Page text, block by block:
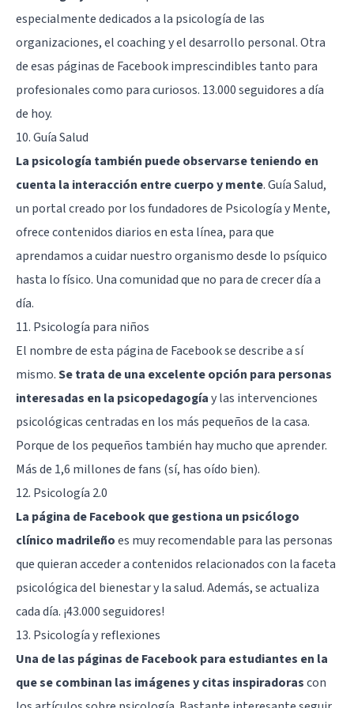
especialmente dedicados a la psicología de las
organizaciones, el coaching y el desarrollo personal. Otra
de esas páginas de Facebook imprescindibles tanto para
profesionales como para curiosos. 13.000 seguidores a día
de hoy.
10.Guía Salud
La psicología también puede observarse teniendo en
cuenta la interacción entre cuerpo y mente. Guía Salud,
un portal creado por los fundadores de Psicología y Mente,
ofrece contenidos diarios en esta línea, para que
aprendamos a cuidar nuestro organismo desde lo psíquico
hasta lo físico. Una comunidad que no para de crecer día a
día.
11. Psicología para niños
El nombre de esta página de Facebook se describe a sí
mismo.Se trata de una excelente opción para personas
interesadas en la psicopedagogíay las intervenciones
psicológicas centradas en los más pequeños de la casa.
Porque de los pequeños también hay mucho que aprender.
Más de 1,6 millones de fans (sí, has oído bien).
12. Psicología 2.0
La página de Facebook que gestiona un psicólogo
clínico madrileñoes muy recomendable para las personas
que quieran acceder a contenidos relacionados con la faceta
psicológica del bienestar y la salud. Además, se actualiza
cada día. ¡43.000 seguidores!
13. Psicología y reflexiones
Una de las páginas de Facebook para estudiantes en la
que se combinan las imágenes y citas inspiradorascon